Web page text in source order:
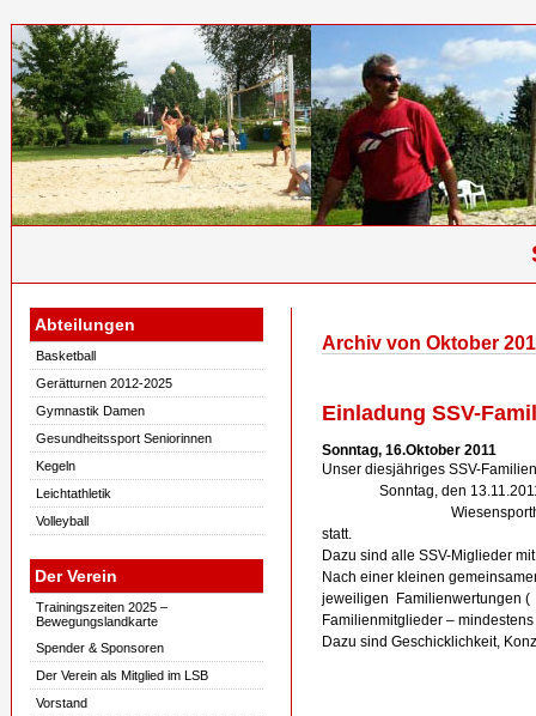
Abteilungen
Basketball
Gerätturnen 2012-2025
Gymnastik Damen
Gesundheitssport Seniorinnen
Kegeln
Leichtathletik
Volleyball
Der Verein
Trainingszeiten 2025 –
Bewegungslandkarte
Spender & Sponsoren
Der Verein als Mitglied im LSB
Vorstand
Archiv von Oktober
Einladung SSV-
Sonntag, 16.Oktober 2011
Unser diesjähriges SSV-
Sonntag, den 13.11.2011,
Wiesensporthalle
statt.
Dazu sind alle SSV-Miglieder
Nach einer kleinen
jeweiligen Familienwertungen (
Familienmitglieder –
Dazu sind Geschicklichkeit,